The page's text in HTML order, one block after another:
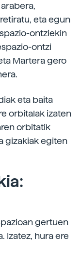
eta egun
ontziekin
ontzi
Martera gero
eta baita
orbitalak izaten
orbitatik
gizakiak egiten
gertuen
Izatez, hura ere